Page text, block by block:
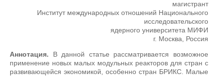
магистрант
Институт международных отношений Национального
исследовательского
ядерного университета МИФИ
г. Москва, Россия
Аннотация. В данной статье рассматривается возможное
применение новых малых модульных реакторов для стран с
развивающейся экономикой, особенно стран БРИКС. Малые